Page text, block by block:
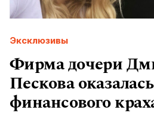
Эксклюзивы
Фирма дочери
Пескова
финансового